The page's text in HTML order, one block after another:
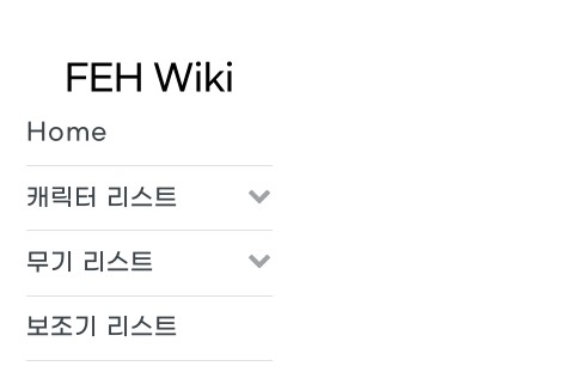
FEH Wiki
Home
캐릭터 리스트
무기 리스트
보조기 리스트